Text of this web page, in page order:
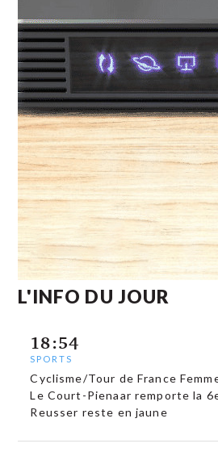
L'INFO DU JOUR
18:54
SPORTS
Cyclisme/Tour de France
Le Court-Pienaar remporte la
Reusser reste en jaune